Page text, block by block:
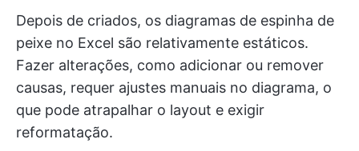
Depois de criados, os diagramas de espinha de
peixe no Excel são relativamente estáticos.
Fazer alterações, como adicionar ou remover
causas, requer ajustes manuais no diagrama, o
que pode atrapalhar o layout e exigir
reformatação.